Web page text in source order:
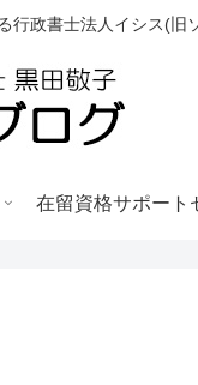
政書士法人イシス(旧
在留資格サポート